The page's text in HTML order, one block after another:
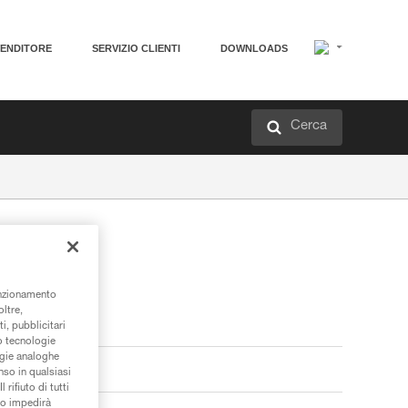
SERVIZIO CLIENTI DOWNLOADS
Cerca
pubblicitari
tecnologie
analoghe
in qualsiasi
rifiuto di tutti
impedirà